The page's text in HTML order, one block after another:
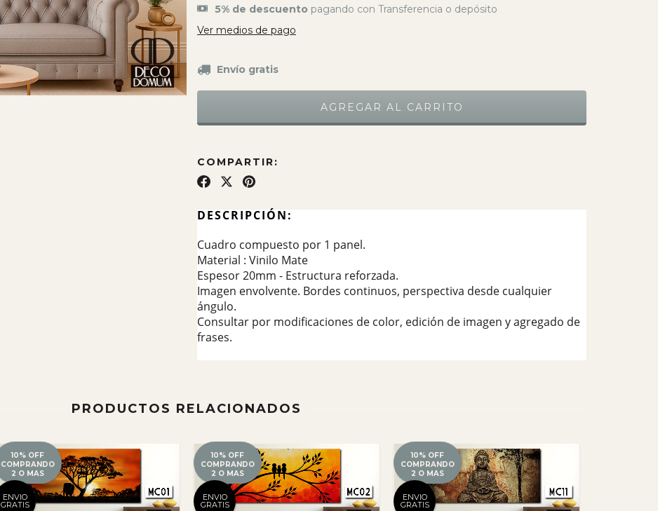
5% de descuento pagando con Transferencia o depósito
Ver medios de pago
Envío gratis
COMPARTIR:
DESCRIPCIÓN:
Cuadro compuesto por 1 panel.
Material : Vinilo Mate
Espesor 20mm - Estructura reforzada.
Imagen envolvente. Bordes continuos, perspectiva desde cualquier
ángulo.
Consultar por modificaciones de color, edición de imagen y agregado de
frases.
PRODUCTOS RELACIONADOS
10% OFF
COMPRANDO
2 O MAS
ENVIO
GRATIS
10% OFF
COMPRANDO
2 O MAS
ENVIO
GRATIS
10% OFF
COMPRANDO
2 O MAS
ENVIO
GRATIS